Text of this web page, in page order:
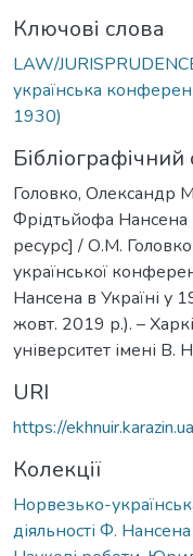
Ключові слова
LAW/
українська
1930)
Бібліографічний
Головко, Олександр
Фрідтьйофа Нансена
ресурс] / О.М.
української
Нансена в Україні у
жовт. 2019 р.). –
університет імені В.
URI
https://
Колекції
Норвезько-
діяльності Ф.